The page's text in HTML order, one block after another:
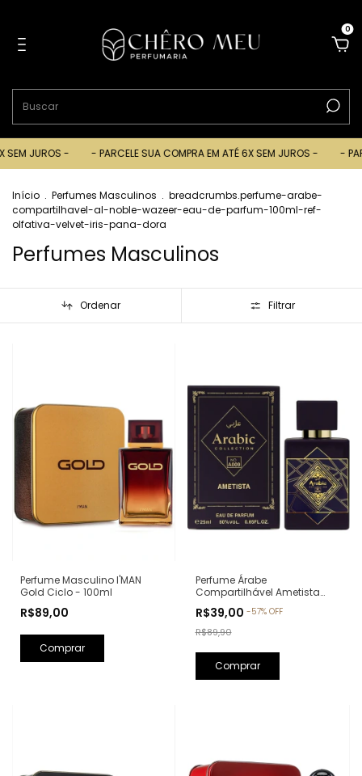
0
JUROS - - PARCELE SUA COMPRA EM ATÉ 6X SEM JUROS - -
Início . Perfumes Masculinos . breadcrumbs.perfume-arabe-
compartilhavel-al-noble-wazeer-eau-de-parfum-100ml-ref-
olfativa-velvet-iris-pana-dora
Perfumes Masculinos
Ordenar Filtrar
Perfume Masculino I'MAN
Gold Ciclo - 100ml
R$89,00
Perfume Árabe
Compartilhável Ametista
25ml (Ref. Olfativa: Bade'e Al
Oud Amethyst Lattafa)
R$39,00 -57% OFF
R$89,90